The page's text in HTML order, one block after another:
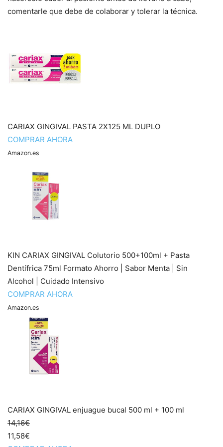
comentarle que debe de colaborar y tolerar la técnica.
CARIAX GINGIVAL PASTA 2X125 ML DUPLO
COMPRAR AHORA
Amazon.es
KIN CARIAX GINGIVAL Colutorio 500+100ml + Pasta
Dentífrica 75ml Formato Ahorro | Sabor Menta | Sin
Alcohol | Cuidado Intensivo
COMPRAR AHORA
Amazon.es
CARIAX GINGIVAL enjuague bucal 500 ml + 100 ml
14,16€
11,58€